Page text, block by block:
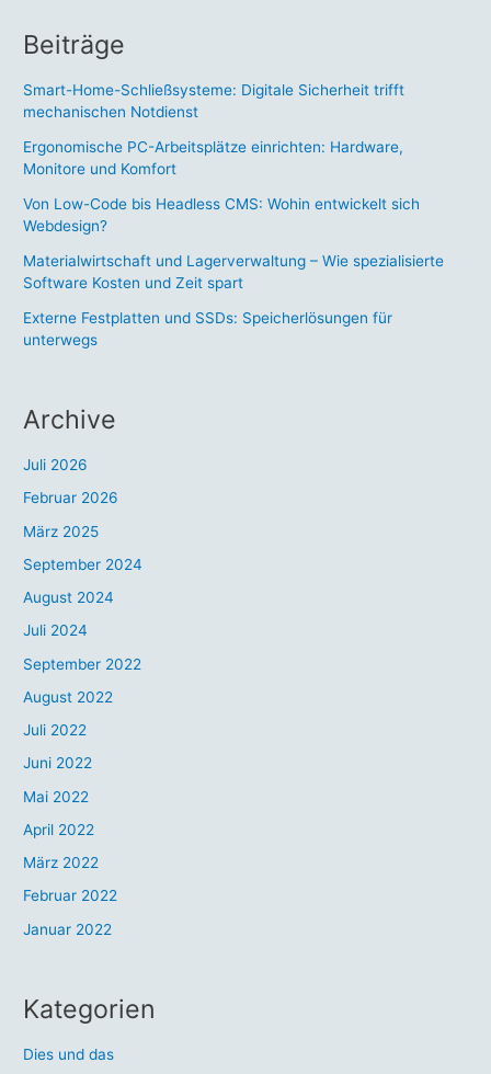
Beiträge
Smart-Home-Schließsysteme: Digitale Sicherheit trifft
mechanischen Notdienst
Ergonomische PC-Arbeitsplätze einrichten: Hardware,
Monitore und Komfort
Von Low-Code bis Headless CMS: Wohin entwickelt sich
Webdesign?
Materialwirtschaft und Lagerverwaltung – Wie spezialisierte
Software Kosten und Zeit spart
Externe Festplatten und SSDs: Speicherlösungen für
unterwegs
Archive
Juli 2026
Februar 2026
März 2025
September 2024
August 2024
Juli 2024
September 2022
August 2022
Juli 2022
Juni 2022
Mai 2022
April 2022
März 2022
Februar 2022
Januar 2022
Kategorien
Dies und das